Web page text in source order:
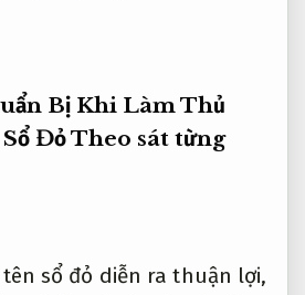
Bị Khi Làm Thủ
ĐỏTheo sát từng
sổ đỏ diễn ra thuận lợi,